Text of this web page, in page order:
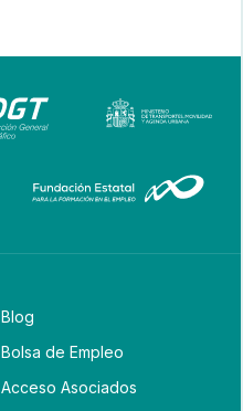
Blog
Bolsa de Empleo
Acceso Asociados